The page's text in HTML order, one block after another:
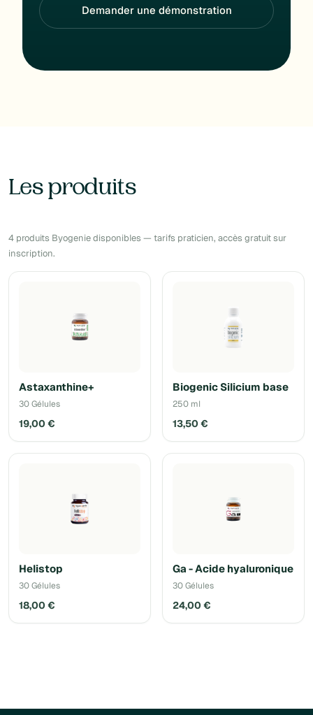
Demander une démonstration
Les produits
4 produits Byogenie disponibles — tarifs praticien, accès gratuit sur
inscription.
Astaxanthine+
30 Gélules
19,00 €
Biogenic Silicium base
250 ml
13,50 €
Helistop
30 Gélules
18,00 €
Ga - Acide hyaluronique
30 Gélules
24,00 €